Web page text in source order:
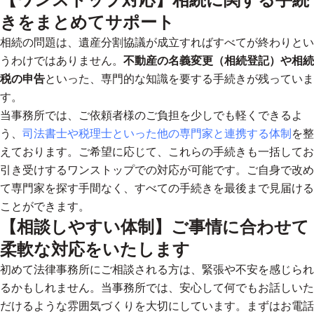
きをまとめてサポート
相続の問題は、遺産分割協議が成立すればすべてが終わりとい
うわけではありません。 不動産の名義変更（相続登記）や相続
税の申告といった、専門的な知識を要する手続きが残っていま
す。
当事務所では、ご依頼者様のご負担を少しでも軽くできるよ
う、 司法書士や税理士といった他の専門家と連携する体制 を整
えております。ご希望に応じて、これらの手続きも一括してお
引き受けする ワンストップでの対応が可能です。ご自身で改め
て専門家を探す手間なく、すべての手続きを最後まで見届ける
ことができます。
【相談しやすい体制】ご事情に合わせて
柔軟な対応をいたします
初めて法律事務所にご相談される方は、緊張や不安を感じられ
るかもしれません。当事務所では、 安心して何でもお話しいた
だけるような雰囲気づくりを大切にしています。
まずはお電話